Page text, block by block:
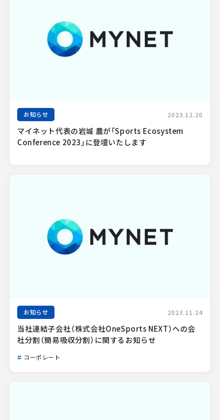
お知らせ 2023.12.20
マイネット代表の岩城 農が「Sports Ecosystem
Conference 2023」に登壇いたします
お知らせ 2023.11.24
当社連結子会社（株式会社OneSports NEXT）への会
社分割（簡易吸収分割）に関するお知らせ
コーポレート